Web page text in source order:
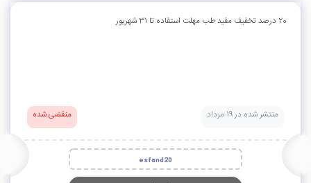
20 درصد تخفیف مفید طب مهلت استفاده تا 31 شهریور
منتشر شده در 19 مرداد منقضی شده
esfand20